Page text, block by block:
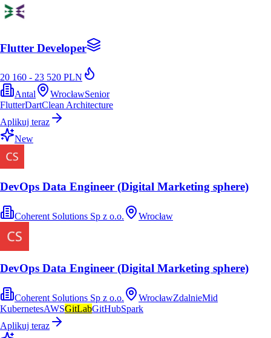
Flutter Developer
20 160 - 23 520 PLN
Antal
WrocławSenior
FlutterDartClean Architecture
Aplikuj teraz
New
DevOps Data Engineer (Digital Marketing sphere)
Coherent Solutions Sp z o.o. Wrocław
DevOps Data Engineer (Digital Marketing sphere)
Coherent Solutions Sp z o.o. WrocławZdalnieMid
KubernetesAWSGitLabGitHubSpark
Aplikuj teraz